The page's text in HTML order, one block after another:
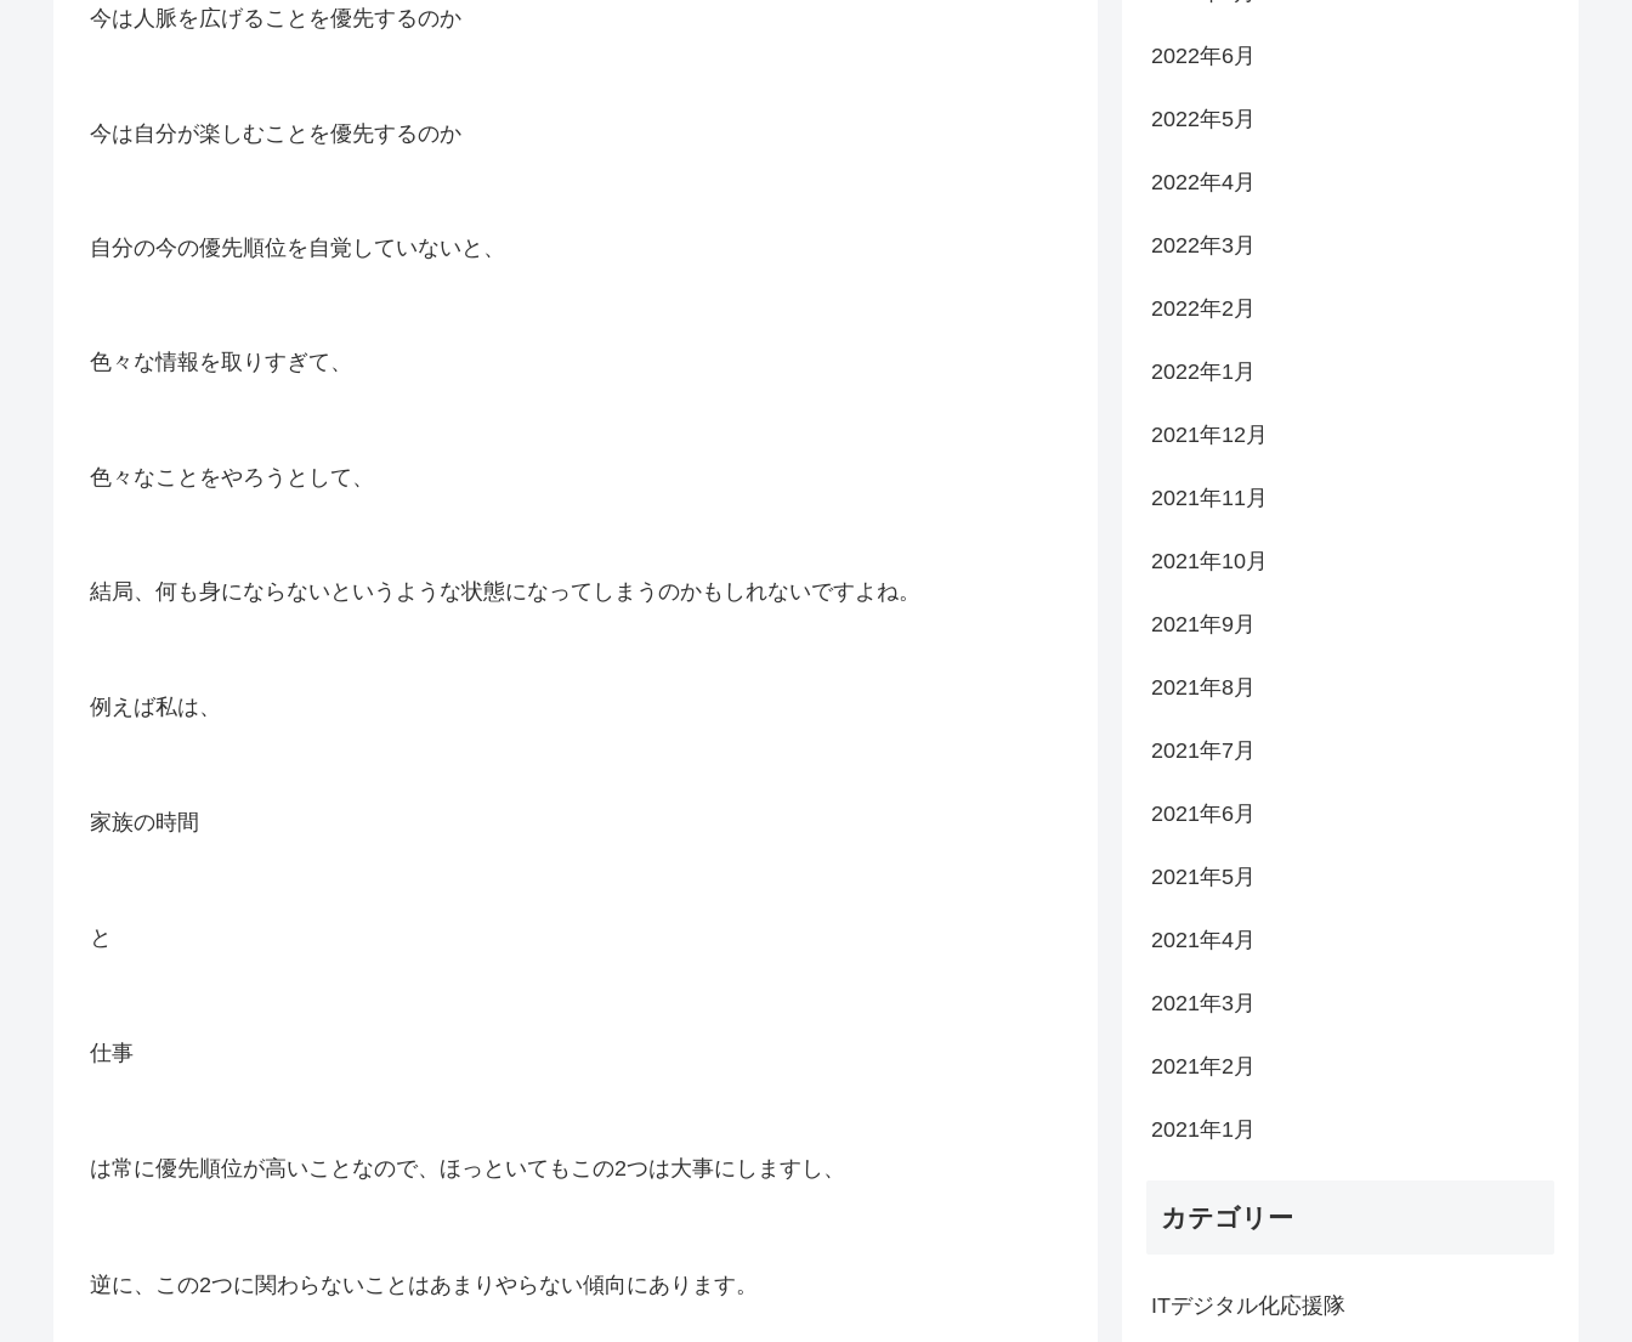
今は人脈を広げることを優先するのか
今は自分が楽しむことを優先するのか
自分の今の優先順位を自覚していないと、
色々な情報を取りすぎて、
色々なことをやろうとして、
結局、何も身にならないというような状態になってしまうのかもしれないですよね。
例えば私は、
家族の時間
と
仕事
は常に優先順位が高いことなので、ほっといてもこの2つは大事にしますし、
逆に、この2つに関わらないことはあまりやらない傾向にあります。
2022年6月
2022年5月
2022年4月
2022年3月
2022年2月
2022年1月
2021年12月
2021年11月
2021年10月
2021年9月
2021年8月
2021年7月
2021年6月
2021年5月
2021年4月
2021年3月
2021年2月
2021年1月
カテゴリー
ITデジタル化応援隊